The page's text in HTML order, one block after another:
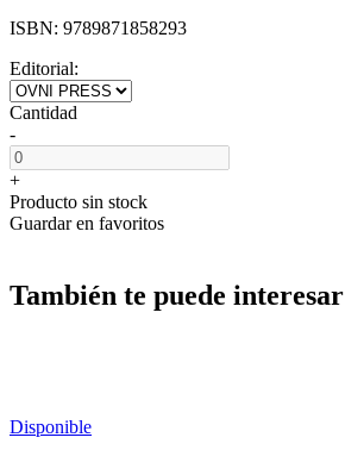
ISBN: 9789871858293
Editorial:
Cantidad
-
+
Producto sin stock
Guardar en favoritos
También te puede interesar
Disponible